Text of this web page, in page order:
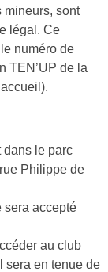
mineurs, sont
légal. Ce
numéro de
TEN’UP de la
dans le parc
Philippe de
sera accepté
au club
sera en tenue de